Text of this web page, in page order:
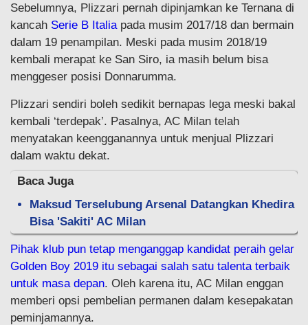
Sebelumnya, Plizzari pernah dipinjamkan ke Ternana di
kancah Serie B Italia pada musim 2017/18 dan bermain
dalam 19 penampilan. Meski pada musim 2018/19
kembali merapat ke San Siro, ia masih belum bisa
menggeser posisi Donnarumma.
Plizzari sendiri boleh sedikit bernapas lega meski bakal
kembali ‘terdepak’. Pasalnya, AC Milan telah
menyatakan keengganannya untuk menjual Plizzari
dalam waktu dekat.
Baca Juga
Maksud Terselubung Arsenal Datangkan Khedira
Bisa 'Sakiti' AC Milan
Pihak klub pun tetap menganggap kandidat peraih gelar
Golden Boy 2019 itu sebagai salah satu talenta terbaik
untuk masa depan. Oleh karena itu, AC Milan enggan
memberi opsi pembelian permanen dalam kesepakatan
peminjamannya.